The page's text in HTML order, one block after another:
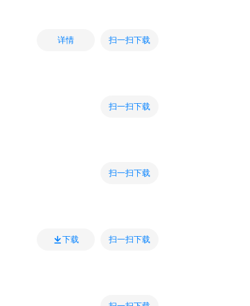
详情 扫一扫下载
扫一扫下载
扫一扫下载
下载 扫一扫下载